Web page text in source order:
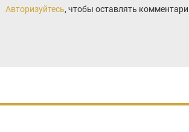
Авторизуйтесь, чтобы оставлять